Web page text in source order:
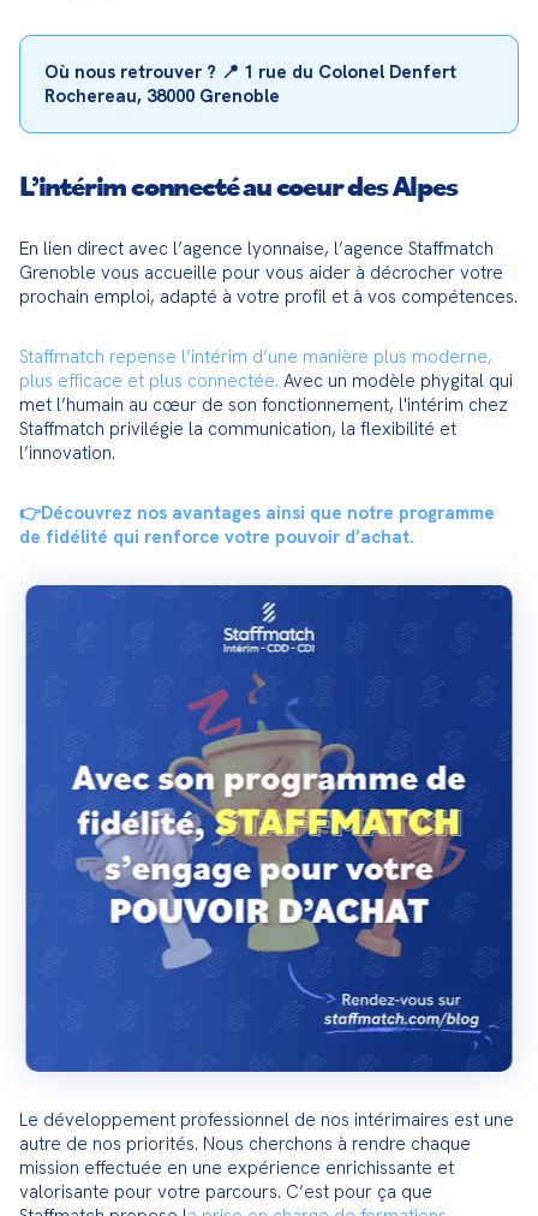
Où nous retrouver ? 📍 1 rue du Colonel Denfert
Rochereau, 38000 Grenoble
L’intérim connecté au coeur des Alpes
En lien direct avec l’agence lyonnaise, l’agence Staffmatch
Grenoble vous accueille pour vous aider à décrocher votre
prochain emploi, adapté à votre profil et à vos compétences.
Staffmatch repense l’intérim d’une manière plus moderne,
plus efficace et plus connectée. Avec un modèle phygital qui
met l’humain au cœur de son fonctionnement, l'intérim chez
Staffmatch privilégie la communication, la flexibilité et
l’innovation.
👉Découvrez nos avantages ainsi que notre programme
de fidélité qui renforce votre pouvoir d’achat.
Le développement professionnel de nos intérimaires est une
autre de nos priorités. Nous cherchons à rendre chaque
mission effectuée en une expérience enrichissante et
valorisante pour votre parcours. C’est pour ça que